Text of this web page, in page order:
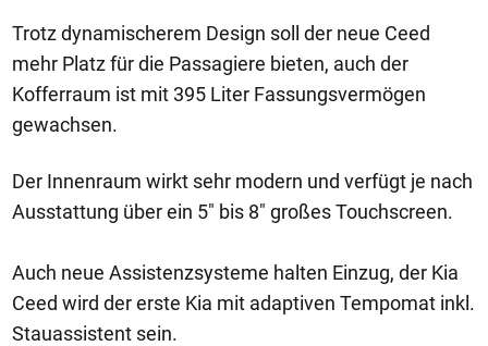
Trotz dynamischerem Design soll der neue Ceed
mehr Platz für die Passagiere bieten, auch der
Kofferraum ist mit 395 Liter Fassungsvermögen
gewachsen.
Der Innenraum wirkt sehr modern und verfügt je nach
Ausstattung über ein 5" bis 8" großes Touchscreen.
Auch neue Assistenzsysteme halten Einzug, der Kia
Ceed wird der erste Kia mit adaptiven Tempomat inkl.
Stauassistent sein.